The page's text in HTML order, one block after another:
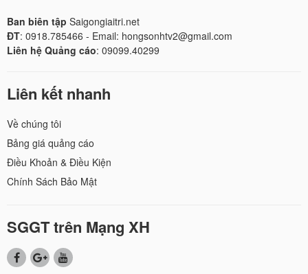
Ban biên tập Saigongiaitri.net
ĐT: 0918.785466 - Email: hongsonhtv2@gmail.com
Liên hệ Quảng cáo: 09099.40299
Liên kết nhanh
Về chúng tôi
Bảng giá quảng cáo
Điều Khoản & Điều Kiện
Chính Sách Bảo Mật
SGGT trên Mạng XH